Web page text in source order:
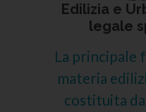
Edilizia e
legale
La principale
materia
costituita